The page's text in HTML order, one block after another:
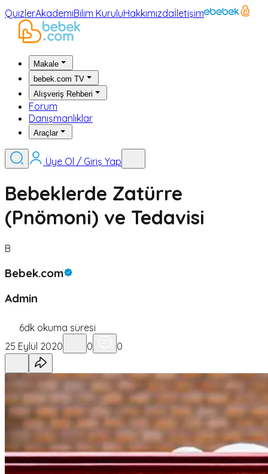
QuizlerAkademiBilim KuruluHakkımızdaİletişim
Makale
bebek.com TV
Alışveriş Rehberi
Forum
Danışmanlıklar
Araçlar
Üye Ol / Giriş Yap
Bebeklerde Zatürre
(Pnömoni) ve Tedavisi
B
Bebek.com
Admin
6dk okuma süresi
25 Eylül 2020
0 0